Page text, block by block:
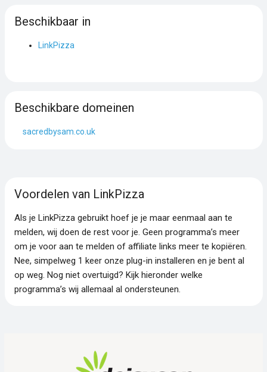
Beschikbaar in
LinkPizza
Beschikbare domeinen
sacredbysam.co.uk
Voordelen van LinkPizza
Als je LinkPizza gebruikt hoef je je maar eenmaal aan te
melden, wij doen de rest voor je. Geen programma’s meer
om je voor aan te melden of affiliate links meer te kopiëren.
Nee, simpelweg 1 keer onze plug-in installeren en je bent al
op weg. Nog niet overtuigd? Kijk hieronder welke
programma’s wij allemaal al ondersteunen.